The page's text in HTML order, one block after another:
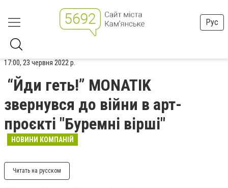
Рус
17:00, 23 червня 2022 р.
“Йди геть!” MONATIK
звернувся до війни в арт-
проєкті "Буремні вірші"
НОВИНИ КОМПАНІЙ
Читать на русском